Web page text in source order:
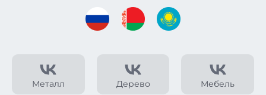
Металл Дерево Мебель